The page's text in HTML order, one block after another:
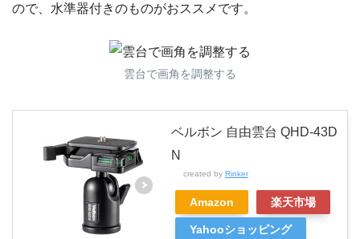
ので、水準器付きのものがおススメです。
雲台で画角を調整する
ベルボン 自由雲台 QHD-43D
N
created by Rinker
Amazon 楽天市場
Yahooショッピング